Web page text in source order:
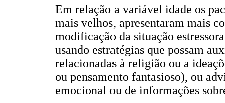
Em relação a variável idade os
mais velhos, apresentaram mais
modificação da situação
usando estratégias que possam
relacionadas à religião ou a
ou pensamento fantasioso), ou
emocional ou de informações